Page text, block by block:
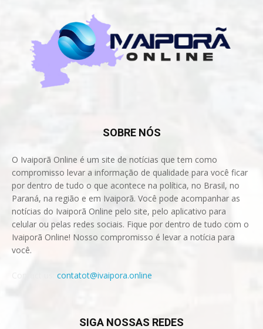
SOBRE NÓS
O Ivaiporã Online é um site de notícias que tem como
compromisso levar a informação de qualidade para você ficar
por dentro de tudo o que acontece na política, no Brasil, no
Paraná, na região e em Ivaiporã. Você pode acompanhar as
notícias do Ivaiporã Online pelo site, pelo aplicativo para
celular ou pelas redes sociais. Fique por dentro de tudo com o
Ivaiporã Online! Nosso compromisso é levar a notícia para
você.
contatot@ivaipora.online
SIGA NOSSAS REDES